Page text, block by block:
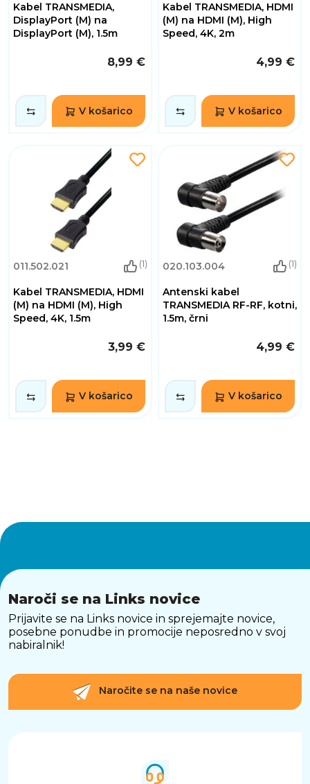
Kabel TRANSMEDIA,
DisplayPort (M) na
DisplayPort (M), 1.5m
8,99 €
V košarico
Kabel TRANSMEDIA, HDMI
(M) na HDMI (M), High
Speed, 4K, 2m
4,99 €
V košarico
011.502.021 (1)
Kabel TRANSMEDIA, HDMI
(M) na HDMI (M), High
Speed, 4K, 1.5m
3,99 €
V košarico
020.103.004 (1)
Antenski kabel
TRANSMEDIA RF-RF, kotni,
1.5m, črni
4,99 €
V košarico
Naroči se na Links novice
Prijavite se na Links novice in sprejemajte novice,
posebne ponudbe in promocije neposredno v svoj
nabiralnik!
Naročite se na naše novice